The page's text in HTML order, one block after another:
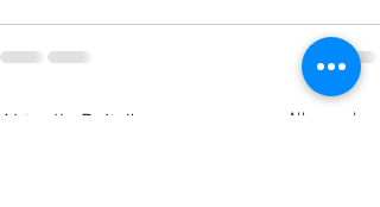
Aktuelle Beiträge Alle ansehen